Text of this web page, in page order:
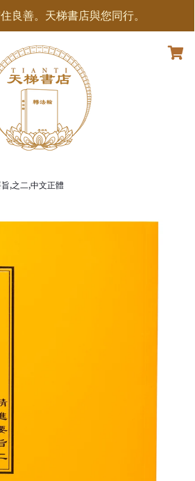
良善。天梯書店與您同行。
,之二,中文正體